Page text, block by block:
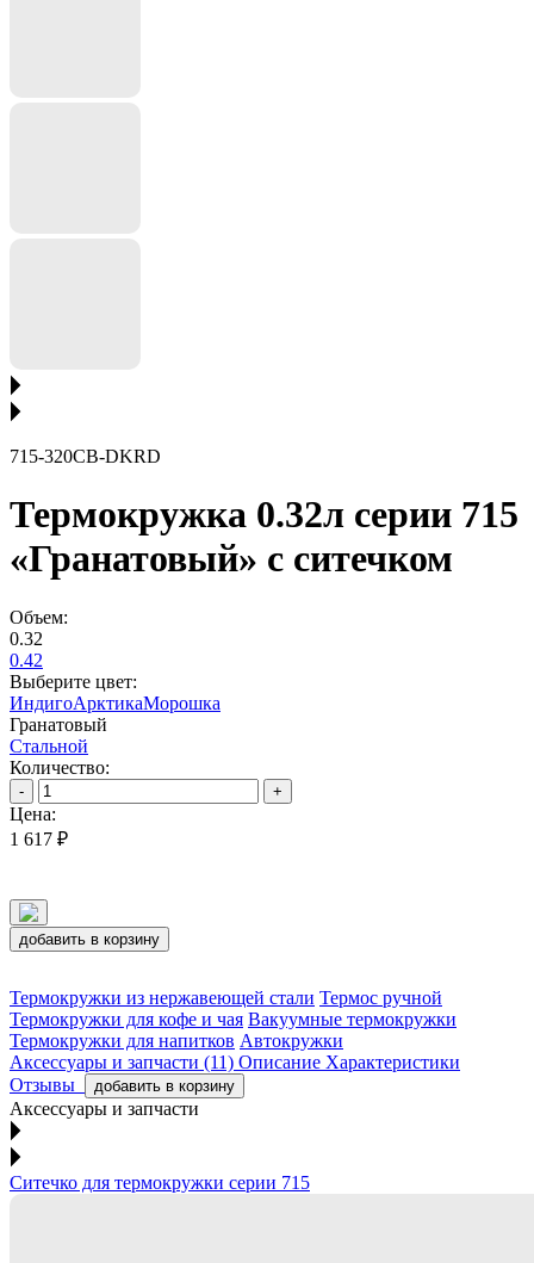
715-320CB-DKRD
Термокружка 0.32л серии 715
«Гранатовый» с ситечком
Объем:
0.32
0.42
Выберите цвет:
ИндигоАрктикаМорошка
Гранатовый
Стальной
Количество:
- +
Цена:
1 617 ₽
добавить в корзину
Термокружки из нержавеющей стали Термос ручной
Термокружки для кофе и чая Вакуумные термокружки
Термокружки для напитков Автокружки
Аксессуары и запчасти (11) Описание Характеристики
Отзывы
добавить в корзину
Аксессуары и запчасти
Ситечко для термокружки серии 715